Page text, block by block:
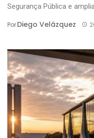
Segurança Pública e
PorDiego Velázquez